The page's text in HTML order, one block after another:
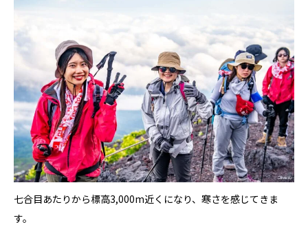
七合目あたりから標高3,000m近くになり、寒さを感じてきま
す。